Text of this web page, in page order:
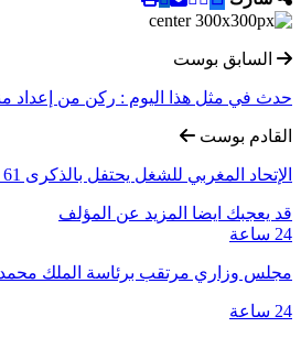
السابق بوست
حدث في مثل هذا اليوم : ركن من إعداد
القادم بوست
الإتحاد المغربي للشغل يحتفل بالذكرى 61 لتأسيسه
قد يعجبك ايضا المزيد عن المؤلف
24 ساعة
مجلس وزاري مرتقب برئاسة الملك
24 ساعة